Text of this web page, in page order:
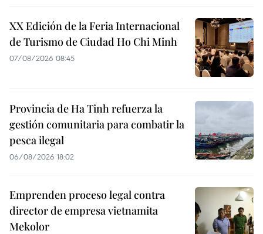
XX Edición de la Feria Internacional
de Turismo de Ciudad Ho Chi Minh
07/08/2026 08:45
Provincia de Ha Tinh refuerza la
gestión comunitaria para combatir la
pesca ilegal
06/08/2026 18:02
Emprenden proceso legal contra
director de empresa vietnamita
Mekolor